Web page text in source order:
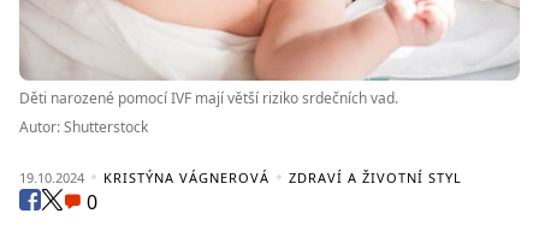
Děti narozené pomocí IVF mají větší riziko srdečních vad.
Autor: Shutterstock
19.10.2024 KRISTÝNA VÁGNEROVÁ ZDRAVÍ A ŽIVOTNÍ STYL
0